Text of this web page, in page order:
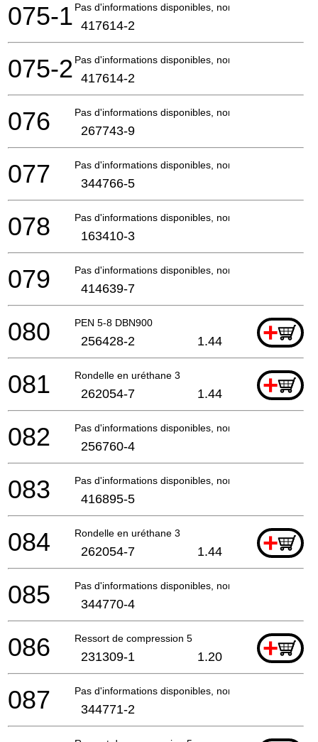
Pas d'informations disponibles, non commandable
075-1 417614-2
Pas d'informations disponibles, non commandable
075-2 417614-2
Pas d'informations disponibles, non commandable
076 267743-9
Pas d'informations disponibles, non commandable
077 344766-5
Pas d'informations disponibles, non commandable
078 163410-3
Pas d'informations disponibles, non commandable
079 414639-7
PEN 5-8 DBN900 +
080 256428-2 1.44
Rondelle en uréthane 3 +
081 262054-7 1.44
Pas d'informations disponibles, non commandable
082 256760-4
Pas d'informations disponibles, non commandable
083 416895-5
Rondelle en uréthane 3 +
084 262054-7 1.44
Pas d'informations disponibles, non commandable
085 344770-4
Ressort de compression 5 +
086 231309-1 1.20
Pas d'informations disponibles, non commandable
087 344771-2